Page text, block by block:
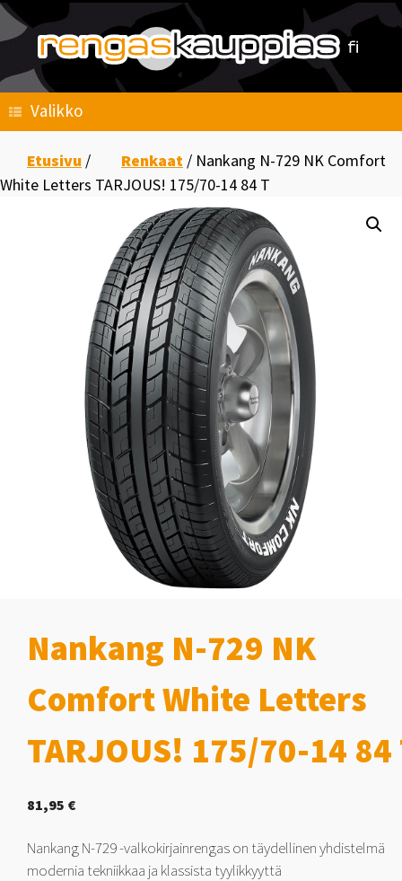
Skip
content
Valikko
Etusivu / Renkaat / Nankang N-729 NK Comfort
White Letters TARJOUS! 175/70-14 84 T
Nankang N-729 NK
Comfort White Letters
TARJOUS! 175/70-14 84
81,95 €
Nankang N-729 -valkokirjainrengas on täydellinen yhdistelmä
modernia tekniikkaa ja klassista tyylikkyyttä